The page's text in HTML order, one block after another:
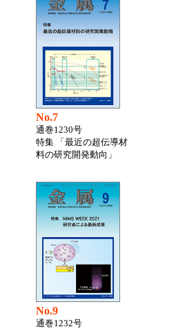
No.7
通巻1230号
特集 「最近の超伝導材
料の研究開発動向」
No.9
通巻1232号